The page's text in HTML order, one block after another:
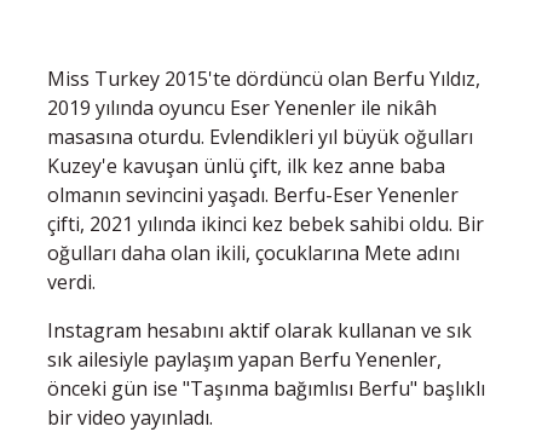
Miss Turkey 2015'te dördüncü olan Berfu Yıldız,
2019 yılında oyuncu Eser Yenenler ile nikâh
masasına oturdu. Evlendikleri yıl büyük oğulları
Kuzey'e kavuşan ünlü çift, ilk kez anne baba
olmanın sevincini yaşadı. Berfu-Eser Yenenler
çifti, 2021 yılında ikinci kez bebek sahibi oldu. Bir
oğulları daha olan ikili, çocuklarına Mete adını
verdi.
Instagram hesabını aktif olarak kullanan ve sık
sık ailesiyle paylaşım yapan Berfu Yenenler,
önceki gün ise "Taşınma bağımlısı Berfu" başlıklı
bir video yayınladı.